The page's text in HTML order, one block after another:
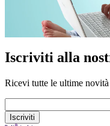
Iscriviti alla
Ricevi tutte le ultime